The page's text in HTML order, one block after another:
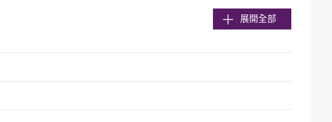
展開全部